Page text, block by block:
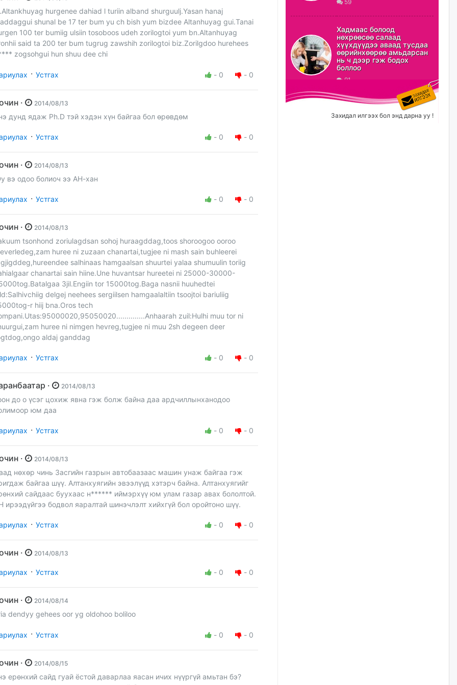
hurgenee dahiad l turiin alband shurguulj.Yasan hanaj
shunal be 17 ter bum yu ch bish yum bizdee Altanhuyag gui.Tanai
100 ter bumiig ulsiin tosoboos udeh zorilogtoi yum bn.Altanhuyag
said ta 200 ter bum tugrug zawshih zorilogtoi biz.Zorilgdoo hurehees
zogsohgui hun shuu dee chi
· Устгах - 0 - 0
Зочин · 2014/08/13
дунд ядаж Ph.D тэй хэдэн хүн байгаа бол өрөвдөм
· Устгах - 0 - 0
Зочин · 2014/08/13
вэ одоо болиоч ээ АН-хан
· Устгах - 0 - 0
Зочин · 2014/08/13
tsonhond zoriulagdsan sohoj huraagddag,toos shoroogoo ooroo
huree ni zuzaan chanartai,tugjee ni mash sain buhleerei
salhinaas hamgaalsan shuurtei yalaa shumuulin toriig
chanartai sain hiine.Une huvantsar hureetei ni 25000-30000-
3jil.Engiin tor 15000tog.Baga nasnii huuhedtei
delgej neehees sergiilsen hamgaalaltiin tsoojtoi bariuliig
r hiij bna.Oros tech
zuil:Hulhi muu tor ni
huree ni nimgen hevreg,tugjee ni muu 2sh degeen deer
aldaj ganddag
· Устгах - 0 - 0
наранбаатар · 2014/08/13
до о үсэг цохиж явна гэж болж байна даа ардчиллынханодоо
юм даа
· Устгах - 0 - 0
Зочин · 2014/08/13
нөхөр чинь Засгийн газрын автобаазаас машин унаж байгаа гэж
байгаа шүү. Алтанхуягийн эвээлүүд хэтэрч байна. Алтанхуягийг
сайдаас буухаас н****** иймэрхүү юм улам газар авах бололтой.
ирээдүйгээ бодвол яаралтай шинэчлэлт хийхгүй бол оройтоно шүү.
· Устгах - 0 - 0
Зочин · 2014/08/13
· Устгах - 0 - 0
Зочин · 2014/08/14
dendyy gehees oor yg oldohoo boliloo
· Устгах - 0 - 0
Зочин · 2014/08/15
ерөнхий сайд гуай ёстой даварлаа яасан ичих нүүргүй амьтан бэ?
ХЗДХ-ын сайд С.Амарсайхан:
Авлигаар авсан хөрөнгийг
хурааж, нийгмийн сайн
сайхны хөгжилд зориулах
бөгөөд үүнийг хэд хэдэн эрх
бүхий байгууллагаас санал авна
өчигдѳр
Шатахууныг олдож байгаа
газраас нь л авч байна. Үнэ
тарифаас илүү хангамж дээр
анхаарч байна
59
Хадмаас болоод
нөхрөөсөө салаад
хүүхдүүдээ аваад тусдаа
өөрийнхөөрөө амьдарсан
нь ч дээр гэж бодох
боллоо
91
Захидал илгээх бол энд дарна уу !